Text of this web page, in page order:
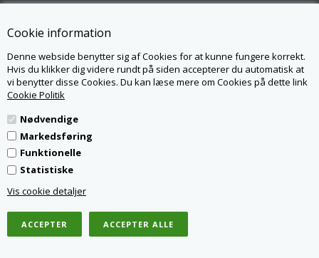
Cookie information
Denne webside benytter sig af Cookies for at kunne fungere korrekt.
Hvis du klikker dig videre rundt på siden accepterer du automatisk at
vi benytter disse Cookies. Du kan læse mere om Cookies på dette link
Cookie Politik
Nødvendige
Markedsføring
Funktionelle
Statistiske
Vis cookie detaljer
OG ALTID INDEN 2 DAGE